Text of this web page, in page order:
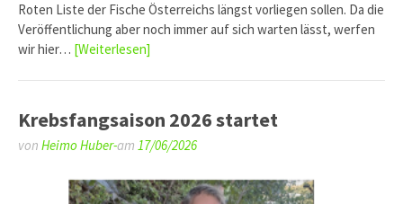
Roten Liste der Fische Österreichs längst vorliegen sollen. Da die
Veröffentlichung aber noch immer auf sich warten lässt, werfen
wir hier… [Weiterlesen]
Krebsfangsaison 2026 startet
von Heimo Huber-am 17/06/2026